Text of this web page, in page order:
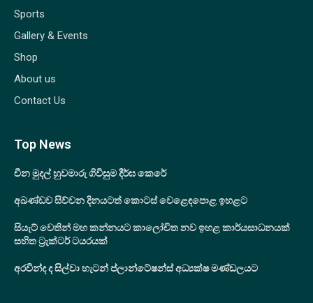
Sports
Gallery & Events
Shop
About us
Contact Us
Top News
චීන මුදල් හුවමාරු ගිවිසුම දීර්ඝ කෙරේ
අඛණ්ඩව සිව්වන දිනයටත් කොටස් වෙළෙඳපොළ ඉහළට
සියැට් වෙතින් මහ කන්නයට කාලෝචිත නව ඉහළ කාර්යසාධනයක්
සහිත ට්‍රැක්ටර් ටයරයක්
අරවින්ද ද සිල්වා හැටන් ප්ලාන්ටේෂන්ස් අධ්‍යක්ෂ මණ්ඩලයට